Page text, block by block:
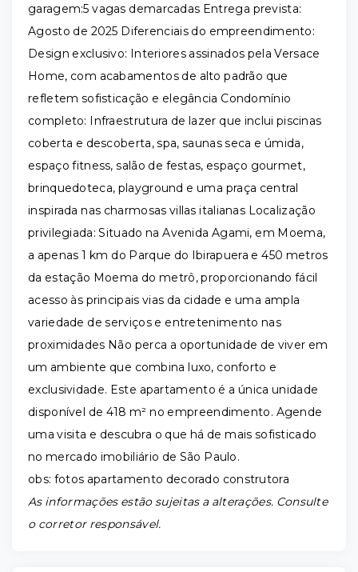
garagem:5 vagas demarcadas Entrega prevista:
Agosto de 2025 Diferenciais do empreendimento:
Design exclusivo: Interiores assinados pela Versace
Home, com acabamentos de alto padrão que
refletem sofisticação e elegância Condomínio
completo: Infraestrutura de lazer que inclui piscinas
coberta e descoberta, spa, saunas seca e úmida,
espaço fitness, salão de festas, espaço gourmet,
brinquedoteca, playground e uma praça central
inspirada nas charmosas villas italianas Localização
privilegiada: Situado na Avenida Agami, em Moema,
a apenas 1 km do Parque do Ibirapuera e 450 metros
da estação Moema do metrô, proporcionando fácil
acesso às principais vias da cidade e uma ampla
variedade de serviços e entretenimento nas
proximidades Não perca a oportunidade de viver em
um ambiente que combina luxo, conforto e
exclusividade. Este apartamento é a única unidade
disponível de 418 m² no empreendimento. Agende
uma visita e descubra o que há de mais sofisticado
no mercado imobiliário de São Paulo.
obs: fotos apartamento decorado construtora
As informações estão sujeitas a alterações. Consulte
o corretor responsável.